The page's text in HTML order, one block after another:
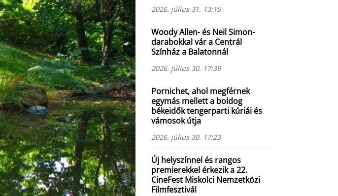
2026. július 31. 13:15
Woody Allen- és Neil Simon-
darabokkal vár a Centrál
Színház a Balatonnál
2026. július 30. 17:39
Pornichet, ahol megférnek
egymás mellett a boldog
békeidők tengerparti kúriái és
vámosok útja
2026. július 30. 17:23
Új helyszínnel és rangos
premierekkel érkezik a 22.
CineFest Miskolci Nemzetközi
Filmfesztivál